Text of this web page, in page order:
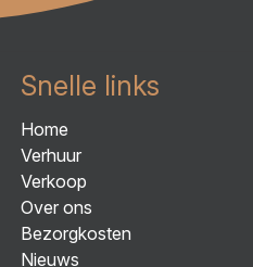
Snelle links
Home
Verhuur
Verkoop
Over ons
Bezorgkosten
Nieuws